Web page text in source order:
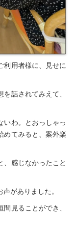
利用者様に、見せに
を話されてみえて、
いわ。とおっしゃっ
めてみると、案外楽
、感じなかったこと
がありました。
見ることができ、